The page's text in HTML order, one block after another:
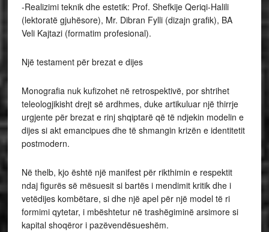
-Realizimi teknik dhe estetik: Prof. Shefkije Qeriqi-Halili
(lektoratë gjuhësore), Mr. Dibran Fylli (dizajn grafik), BA
Veli Kajtazi (formatim profesional).
Një testament për brezat e dijes
Monografia nuk kufizohet në retrospektivë, por shtrihet
teleologjikisht drejt së ardhmes, duke artikuluar një thirrje
urgjente për brezat e rinj shqiptarë që të ndjekin modelin e
dijes si akt emancipues dhe të shmangin krizën e identitetit
postmodern.
Në thelb, kjo është një manifest për rikthimin e respektit
ndaj figurës së mësuesit si bartës i mendimit kritik dhe i
vetëdijes kombëtare, si dhe një apel për një model të ri
formimi qytetar, i mbështetur në trashëgiminë arsimore si
kapital shoqëror i pazëvendësueshëm.